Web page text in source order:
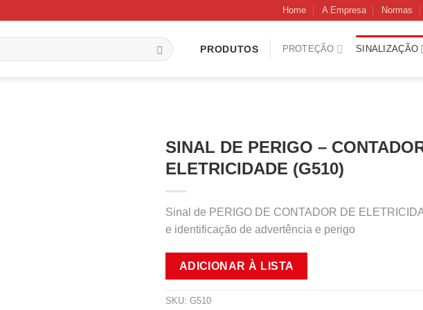
Home A Empresa Normas
PRODUTOS PROTEÇÃO SINALIZAÇÃO
SINAL DE PERIGO –
ELETRICIDADE (G510)
Sinal de PERIGO DE CONTADOR DE
e identificação de advertência e perigo
ADICIONAR À LISTA
SKU: G510